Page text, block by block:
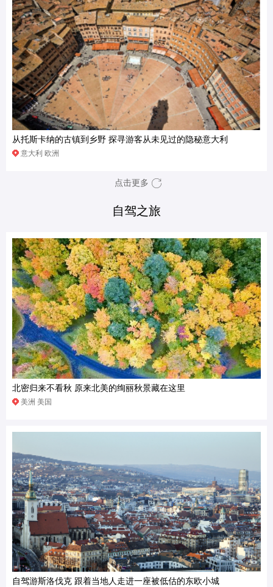
从托斯卡纳的古镇到乡野 探寻游客从未见过的隐秘意大利
意大利 欧洲
点击更多
自驾之旅
北密归来不看秋 原来北美的绚丽秋景藏在这里
美洲 美国
自驾游斯洛伐克 跟着当地人走进一座被低估的东欧小城